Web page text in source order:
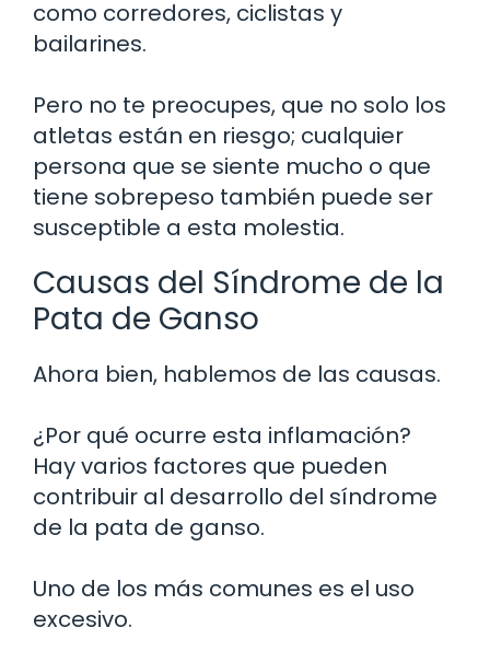
como corredores, ciclistas y
bailarines.
Pero no te preocupes, que no solo los
atletas están en riesgo; cualquier
persona que se siente mucho o que
tiene sobrepeso también puede ser
susceptible a esta molestia.
Causas del Síndrome de la
Pata de Ganso
Ahora bien, hablemos de las causas.
¿Por qué ocurre esta inflamación?
Hay varios factores que pueden
contribuir al desarrollo del síndrome
de la pata de ganso.
Uno de los más comunes es el uso
excesivo.